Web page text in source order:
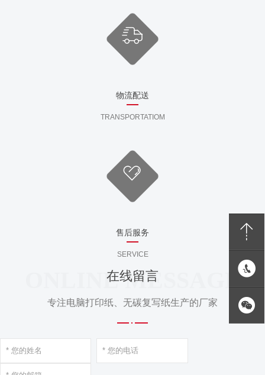
物流配送
TRANSPORTATIOM
售后服务
SERVICE
ONLINE MESSAGE
在线留言
专注电脑打印纸、无碳复写纸生产的厂家